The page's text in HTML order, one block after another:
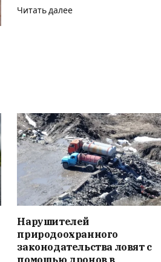
Читать далее
Нарушителей
природоохранного
законодательства ловят с
помощью дронов в